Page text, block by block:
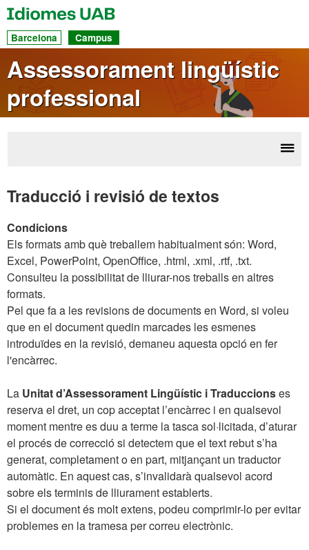
UAB
Barcelona Campus
Assessorament lingüístic
professional
Traducció i revisió de textos
Condicions
Els formats amb què treballem habitualment són: Word,
Excel, PowerPoint, OpenOffice, .html, .xml, .rtf, .txt.
Consulteu la possibilitat de lliurar-nos treballs en altres
formats.
Pel que fa a les revisions de documents en Word, si voleu
que en el document quedin marcades les esmenes
introduïdes en la revisió, demaneu aquesta opció en fer
l'encàrrec.
La Unitat d’Assessorament Lingüístic i Traduccionses
reserva el dret, un cop acceptat l’encàrrec i en qualsevol
moment mentre es duu a terme la tasca sol·licitada, d’aturar
el procés de correcció si detectem que el text rebut s’ha
generat, completament o en part, mitjançant un traductor
automàtic. En aquest cas, s’invalidarà qualsevol acord
sobre els terminis de lliurament establerts.
Si el document és molt extens, podeu comprimir-lo per evitar
problemes en la tramesa per correu electrònic.